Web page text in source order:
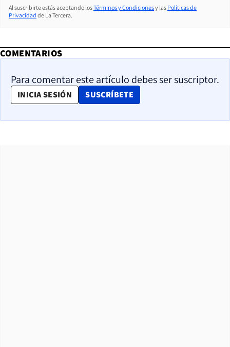
Al suscribirte estás aceptando losTérminos y Condicionesy las Políticas de
Privacidad de La Tercera.
COMENTARIOS
Para comentar este artículo debes ser suscriptor.
INICIA SESIÓN SUSCRÍBETE
OPENS IN NEW WINDOW